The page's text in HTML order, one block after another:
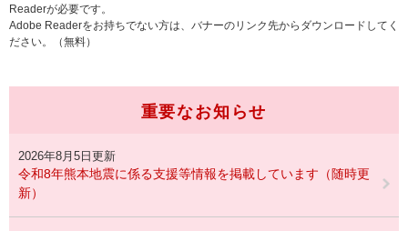
Readerが必要です。
Adobe Readerをお持ちでない方は、バナーのリンク先からダウンロードしてく
ださい。（無料）
重要なお知らせ
2026年8月5日更新
令和8年熊本地震に係る支援等情報を掲載しています（随時更
新）